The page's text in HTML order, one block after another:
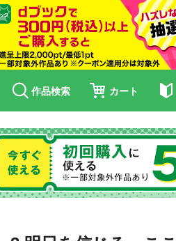
作品検索 カート